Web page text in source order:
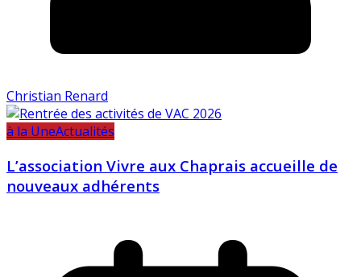
Christian Renard
à la UneActualités
L’association Vivre aux Chaprais accueille de
nouveaux adhérents